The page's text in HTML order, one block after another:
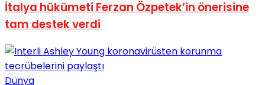
İtalya hükümeti Ferzan Özpetek’in önerisine
tam destek verdi
Dünya